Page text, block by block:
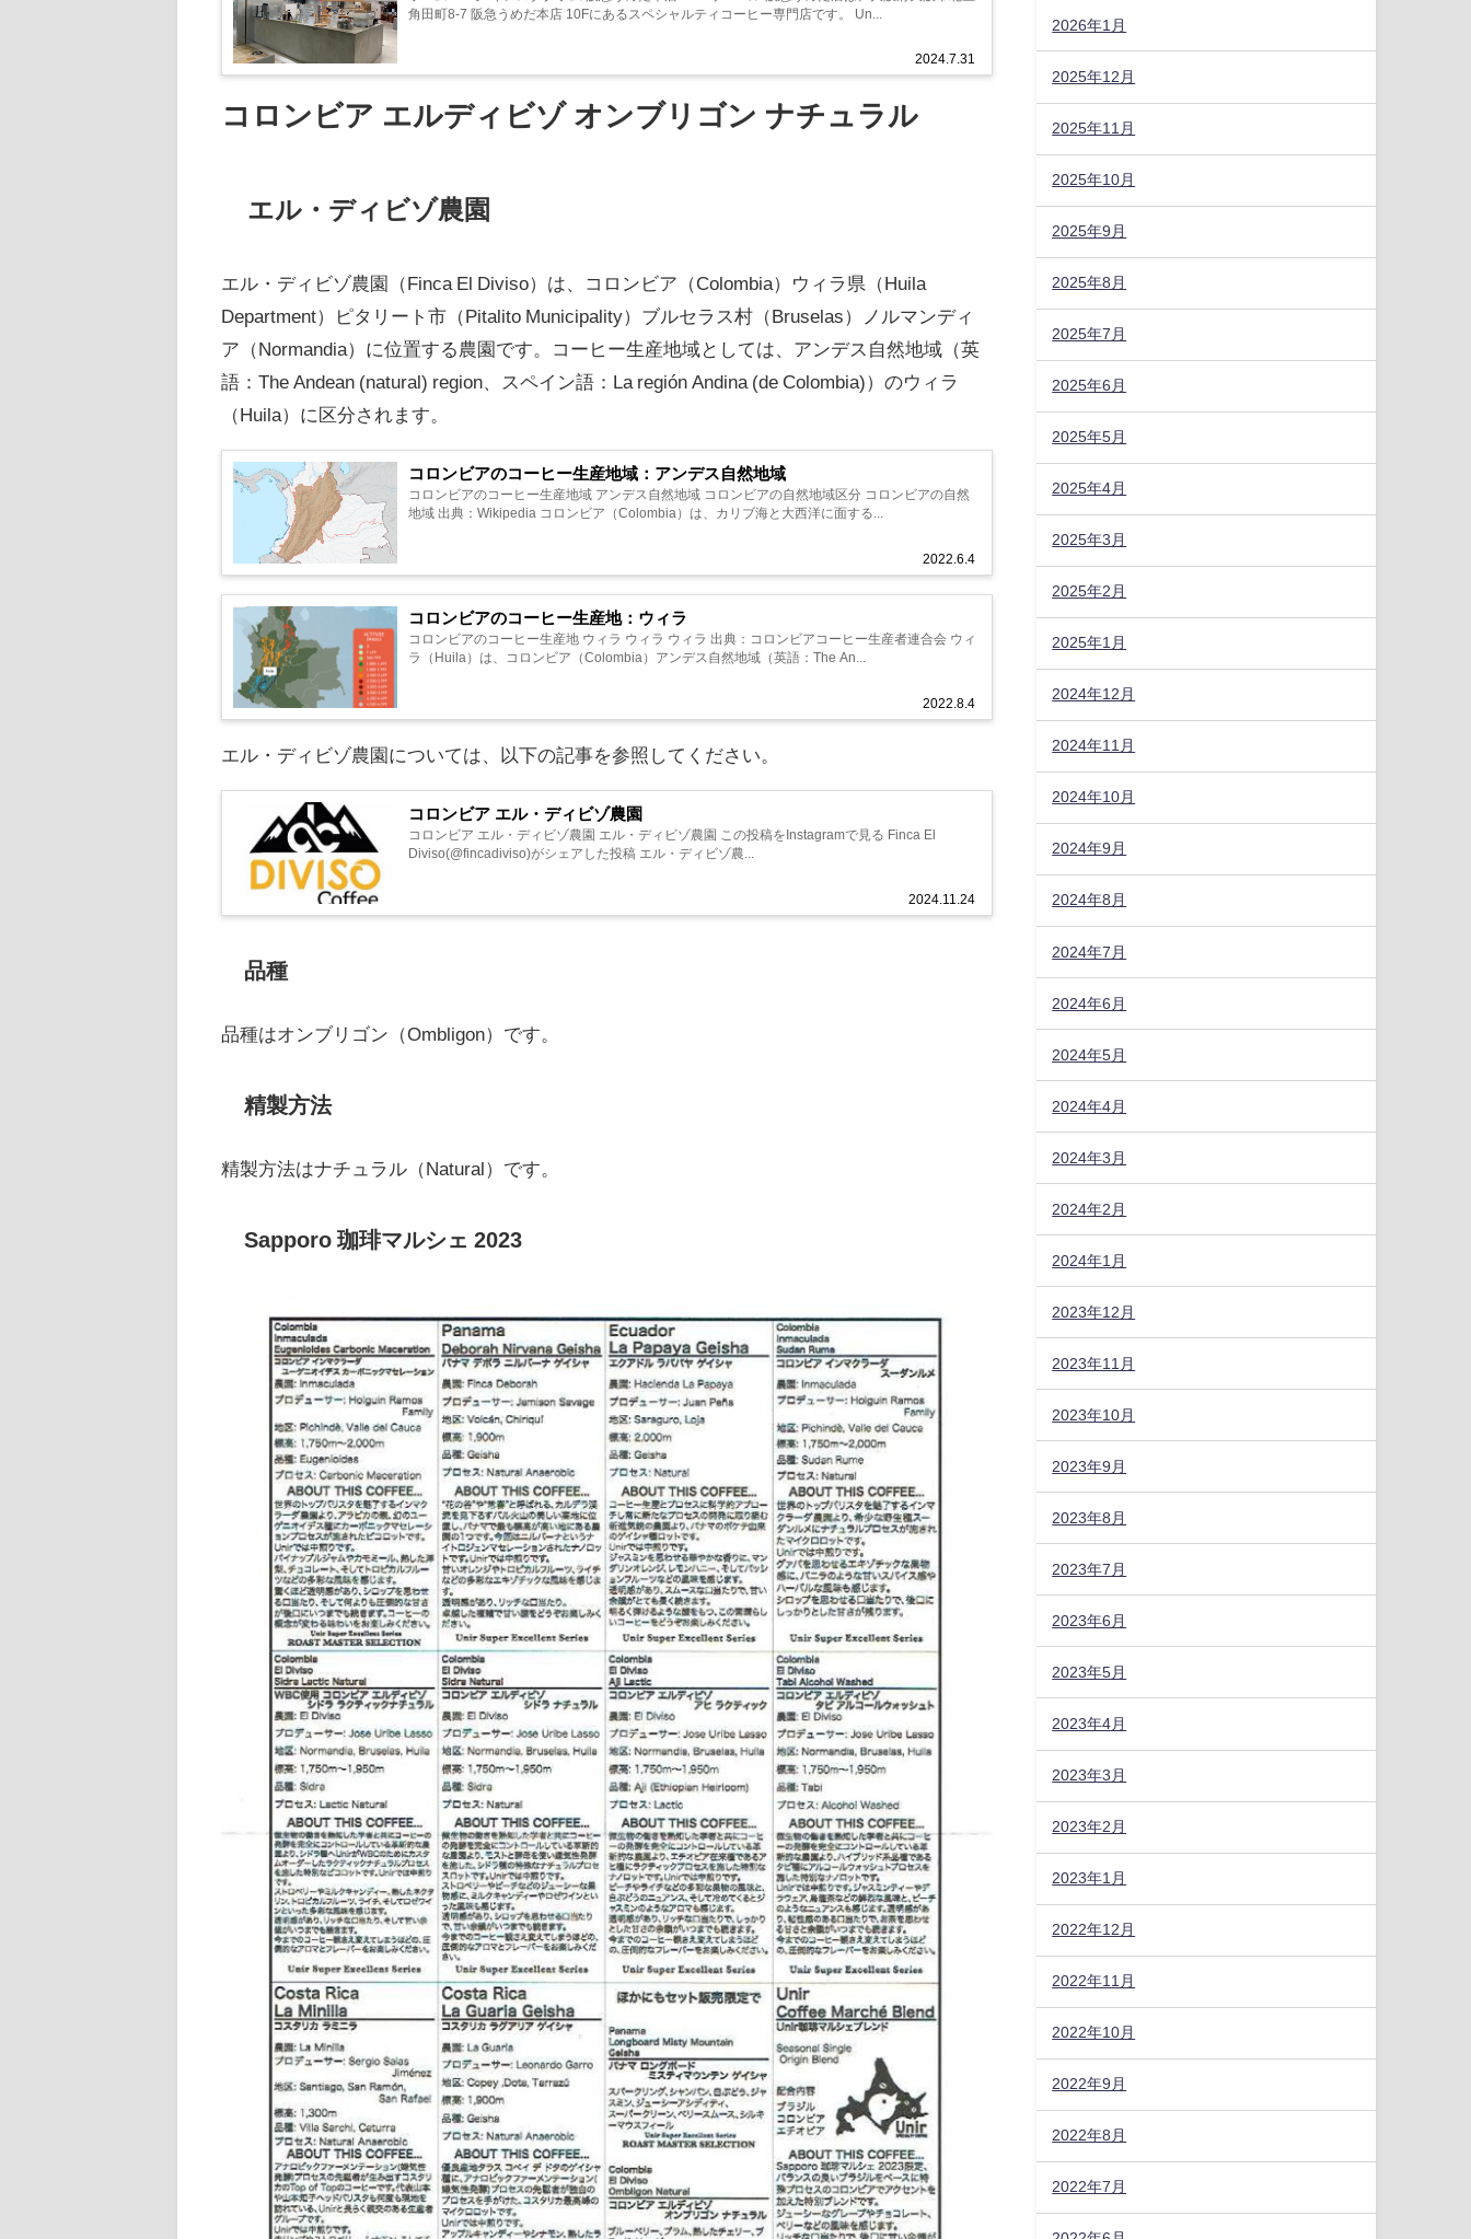
2024.7.31
角田町8-7 阪急うめだ本店 10Fにあるスペシャルティコーヒー専門店です。 Un...
コロンビア エルディビゾ オンブリゴン ナチュラル
エル・ディビゾ農園
エル・ディビゾ農園（Finca El Diviso）は、コロンビア（Colombia）ウィラ県（Huila
Department）ピタリート市（Pitalito Municipality）ブルセラス村（Bruselas）ノルマンディ
ア（Normandia）に位置する農園です。コーヒー生産地域としては、アンデス自然地域（英
語：The Andean (natural) region、スペイン語：La región Andina​​​ (de Colombia)）のウィラ
（Huila）に区分されます。
コロンビアのコーヒー生産地域：アンデス自然地域
2022.6.4
コロンビアのコーヒー生産地域 アンデス自然地域 コロンビアの自然地域区分 コロンビアの自然
地域 出典：Wikipedia コロンビア（Colombia）は、カリブ海と大西洋に面する...
コロンビアのコーヒー生産地：ウィラ
2022.8.4
コロンビアのコーヒー生産地 ウィラ ウィラ ウィラ 出典：コロンビアコーヒー生産者連合会 ウィ
ラ（Huila）は、コロンビア（Colombia）アンデス自然地域（英語：The An...
エル・ディビゾ農園については、以下の記事を参照してください。
コロンビア エル・ディビゾ農園
2024.11.24
コロンビア エル・ディビゾ農園 エル・ディビゾ農園 この投稿をInstagramで見る Finca El
Diviso(@fincadiviso)がシェアした投稿 エル・ディビゾ農...
品種
品種はオンブリゴン（Ombligon）です。
精製方法
精製方法はナチュラル（Natural）です。
Sapporo 珈琲マルシェ 2023
2026年1月
2025年12月
2025年11月
2025年10月
2025年9月
2025年8月
2025年7月
2025年6月
2025年5月
2025年4月
2025年3月
2025年2月
2025年1月
2024年12月
2024年11月
2024年10月
2024年9月
2024年8月
2024年7月
2024年6月
2024年5月
2024年4月
2024年3月
2024年2月
2024年1月
2023年12月
2023年11月
2023年10月
2023年9月
2023年8月
2023年7月
2023年6月
2023年5月
2023年4月
2023年3月
2023年2月
2023年1月
2022年12月
2022年11月
2022年10月
2022年9月
2022年8月
2022年7月